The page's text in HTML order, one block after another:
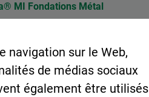
MI Fondations Métal
navigation sur le Web,
de médias sociaux
également être utilisés